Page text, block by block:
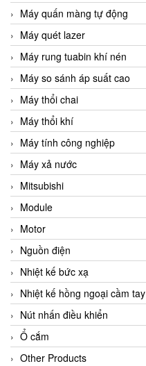
Máy quấn màng tự động
Máy quét lazer
Máy rung tuabin khí nén
Máy so sánh áp suất cao
Máy thổi chai
Máy thổi khí
Máy tính công nghiệp
Máy xả nước
Mitsubishi
Module
Motor
Nguồn điện
Nhiệt kế bức xạ
Nhiệt kế hồng ngoại cầm tay
Nút nhấn điều khiển
Ổ cắm
Other Products